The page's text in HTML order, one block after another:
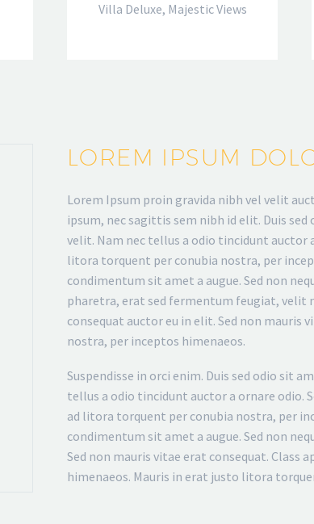
Villa Deluxe, Majestic Views
LOREM IPSUM
Lorem Ipsum proin gravida nibh vel velit
ipsum, nec sagittis sem nibh id elit. Duis
velit. Nam nec tellus a odio tincidunt auctor
litora torquent per conubia nostra, per
condimentum sit amet a augue. Sed non
pharetra, erat sed fermentum feugiat, velit
consequat auctor eu in elit. Sed non
nostra, per inceptos himenaeos.
Suspendisse in orci enim. Duis sed odio sit
tellus a odio tincidunt auctor a ornare odio.
ad litora torquent per conubia nostra, per
condimentum sit amet a augue. Sed non
Sed non mauris vitae erat consequat.
himenaeos. Mauris in erat justo litora